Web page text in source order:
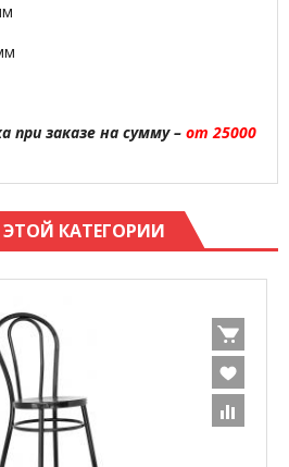
при заказе на сумму – от 25000
КАТЕГОРИИ